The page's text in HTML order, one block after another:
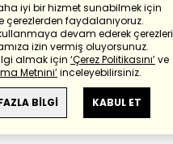
iyi bir hizmet sunabilmek için
çerezlerden faydalanıyoruz.
devam ederek çerezleri
izin vermiş oluyorsunuz.
almak için ‘Çerez Politikasını’ve
Metnini’inceleyebilirsiniz.
BİLGİ KABUL ET
by Translate
Google Transletekullanılmıştır.
hatalarından
haberturk.com
sorumlu değildir.